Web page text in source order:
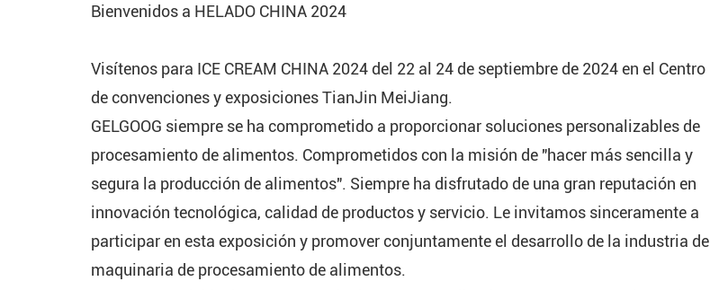
Bienvenidos a HELADO CHINA 2024
Visítenos para ICE CREAM CHINA 2024 del 22 al 24 de septiembre de 2024 en el Centro
de convenciones y exposiciones TianJin MeiJiang.
GELGOOG siempre se ha comprometido a proporcionar soluciones personalizables de
procesamiento de alimentos. Comprometidos con la misión de "hacer más sencilla y
segura la producción de alimentos". Siempre ha disfrutado de una gran reputación en
innovación tecnológica, calidad de productos y servicio. Le invitamos sinceramente a
participar en esta exposición y promover conjuntamente el desarrollo de la industria de
maquinaria de procesamiento de alimentos.